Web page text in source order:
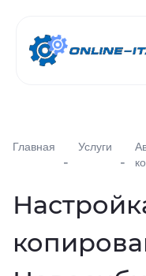
Блог
Главная Услуги